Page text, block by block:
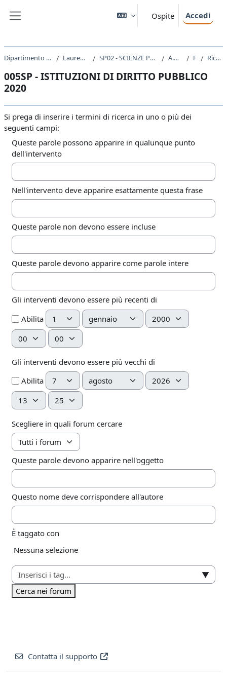
Ospite Accedi
Dipartimento di Scienze Politiche e Sociali Laurea triennale (DM270) SP02 - SCIENZE POLITICHE E DELL'AMMINISTRAZIONE A.A. 2020 - 2021 Forum Ricerca avanzata
005SP - ISTITUZIONI DI DIRITTO PUBBLICO
2020
Si prega di inserire i termini di ricerca in uno o più dei
seguenti campi:
Queste parole possono apparire in qualunque punto
dell'intervento
Nell'intervento deve apparire esattamente questa frase
Queste parole non devono essere incluse
Queste parole devono apparire come parole intere
Gli interventi devono essere più recenti di
Abilita Giorno Mese
Anno
Ora
Minuto
Gli interventi devono essere più vecchi di
Abilita Giorno Mese
Anno
Ora
Minuto
Scegliere in quali forum cercare
Queste parole devono apparire nell'oggetto
Questo nome deve corrispondere all'autore
È taggato con
Elementi selezionati:
Nessuna selezione
▼
Cerca nei forum
Contatta il supporto